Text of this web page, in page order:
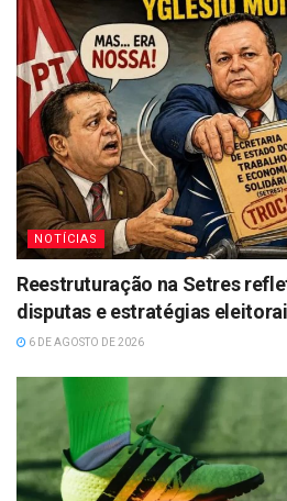
NOTÍCIAS
Reestruturação na Setres
disputas e estratégias
6 DE AGOSTO DE 2026